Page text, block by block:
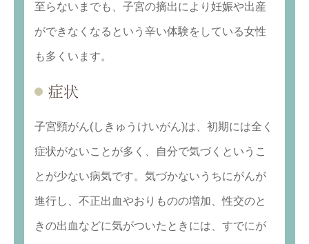
至らないまでも、子宮の摘出により妊娠や出産
ができなくなるという辛い体験をしている女性
も多くいます。
症状
子宮頸がん(しきゅうけいがん)は、初期には全く
症状がないことが多く、自分で気づくというこ
とが少ない病気です。気づかないうちにがんが
進行し、不正出血やおりものの増加、性交のと
きの出血などに気がついたときには、すでにが